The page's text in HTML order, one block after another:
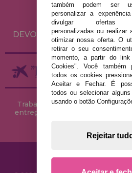
POLÍTICA DE
ENVIO E
DEVOLUÇÕES / DIREITO DE
Trabalhamos com stocks
entregas rápidas no território
também podem ser
personalizar a
divulgar ofertas
personalizadas ou realizar
otimizar nossa oferta. O
retirar o seu
momento, a partir do
Cookies". Você também
todos os cookies
Aceitar e Fechar. É
todos ou selecionar
usando o botão
Rejeitar